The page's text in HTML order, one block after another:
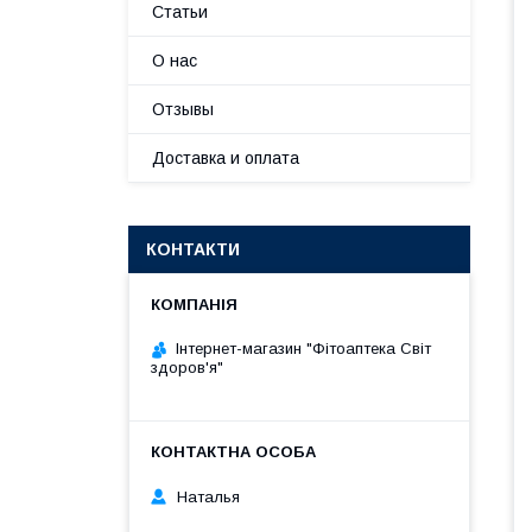
Статьи
О нас
Отзывы
Доставка и оплата
КОНТАКТИ
Інтернет-магазин "Фітоаптека Світ
здоров'я"
Наталья